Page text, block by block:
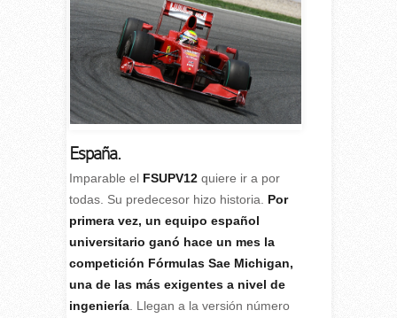
España.
Imparable el FSUPV12quiere ir a por
todas. Su predecesor hizo historia. Por
primera vez, un equipo español
universitario ganó hace un mes la
competición Fórmulas Sae Michigan,
una de las más exigentes a nivel de
ingeniería. Llegan a la versión número